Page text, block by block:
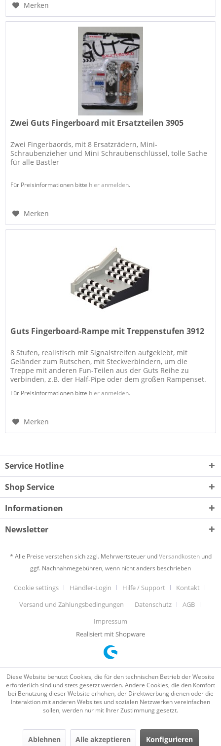
Merken
Zwei Guts Fingerboard mit Ersatzteilen 3905
Zwei Fingerbaords, mit 8 Ersatzrädern, Mini-
Schraubenzieher und Mini Schraubenschlüssel, tolle Sache
für alle Bastler
Für Preisinformationen bitte hier anmelden.
Merken
Guts Fingerboard-Rampe mit Treppenstufen 3912
8 Stufen, realistisch mit Signalstreifen aufgeklebt, mit
Geländer zum Rutschen, mit Steckverbindern, um die
Treppe mit anderen Fun-Teilen aus der Guts Reihe zu
verbinden, z.B. der Half-Pipe oder dem großen Rampenset.
Für Preisinformationen bitte hier anmelden.
Merken
Service Hotline
Shop Service
Informationen
Newsletter
* Alle Preise verstehen sich zzgl. Mehrwertsteuer undVersandkostenund
ggf. Nachnahmegebühren, wenn nicht anders beschrieben
Cookie settings Händler-Login Hilfe / Support
Kontakt
Versand und Zahlungsbedingungen
Datenschutz
AGB
Impressum
Realisiert mit Shopware
Diese Website benutzt Cookies, die für den technischen Betrieb der Website
erforderlich sind und stets gesetzt werden. Andere Cookies, die den Komfort
bei Benutzung dieser Website erhöhen, der Direktwerbung dienen oder die
Interaktion mit anderen Websites und sozialen Netzwerken vereinfachen
sollen, werden nur mit Ihrer Zustimmung gesetzt.
Ablehnen Alle akzeptieren Konfigurieren